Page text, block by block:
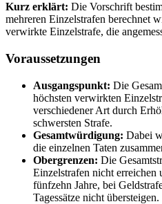
Kurz erklärt: Die Vorschrift
mehreren Einzelstrafen berechnet
verwirkte Einzelstrafe, die
Voraussetzungen
Ausgangspunkt: Die
höchsten verwirkten
verschiedener Art durch
schwersten Strafe.
Gesamtwürdigung: Dabei
die einzelnen Taten
Obergrenzen: Die
Einzelstrafen nicht erreichen
fünfzehn Jahre, bei
Tagessätze nicht übersteigen.